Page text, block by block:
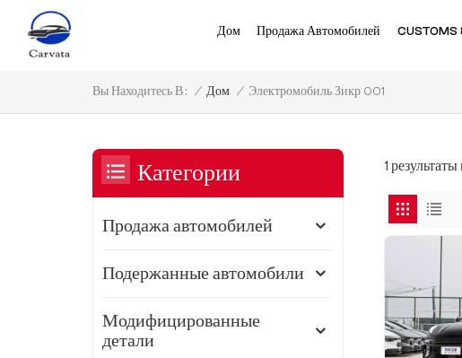
Дом Продажа Автомобилей CUSTOMS
Вы Находитесь В : / Дом / Электромобиль Зикр 001
1
Категории
Продажа автомобилей
Подержанные автомобили
Модифицированные
детали